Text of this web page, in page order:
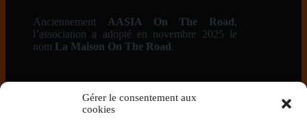
Gérer le consentement aux
cookies
Anciennement AASIA On The Road,
l’association a adopté en novembre 2025 le
nom La Maison On The Road.
Adresse